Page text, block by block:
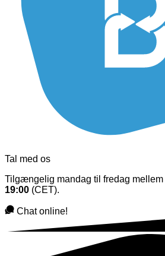
Tal med os
Tilgængelig mandag til fredag mellem
19:00 (CET).
Chat online!